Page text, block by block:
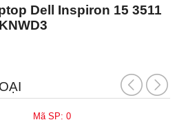
Dell Inspiron 15 3511
KNWD3
Mã SP: 0